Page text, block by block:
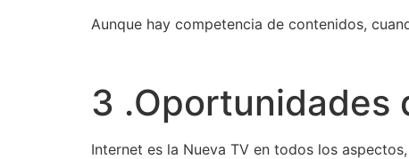
Aunque hay competencia de contenidos,
3 .Oportunidades
Internet es la Nueva TV en todos los